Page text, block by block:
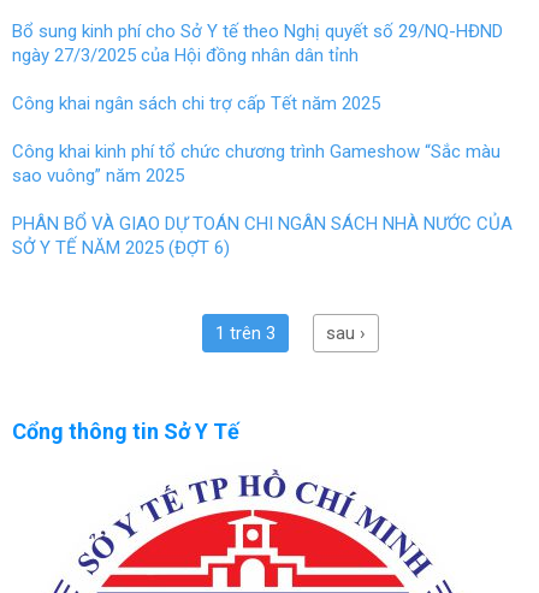
Bổ sung kinh phí cho Sở Y tế theo Nghị quyết số 29/NQ-HĐND
ngày 27/3/2025 của Hội đồng nhân dân tỉnh
Công khai ngân sách chi trợ cấp Tết năm 2025
Công khai kinh phí tổ chức chương trình Gameshow “Sắc màu
sao vuông” năm 2025
PHÂN BỔ VÀ GIAO DỰ TOÁN CHI NGÂN SÁCH NHÀ NƯỚC CỦA
SỞ Y TẾ NĂM 2025 (ĐỢT 6)
1 trên 3 sau ›
Cổng thông tin Sở Y Tế